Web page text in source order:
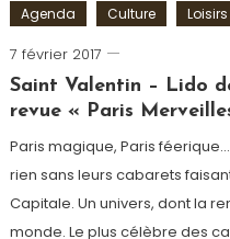
Agenda Culture Loisirs
7 février 2017
Romain-
Paris
Saint Valentin – Lido
revue « Paris
Paris magique, Paris
rien sans leurs cabarets
Capitale. Un univers, dont la
monde. Le plus célèbre des